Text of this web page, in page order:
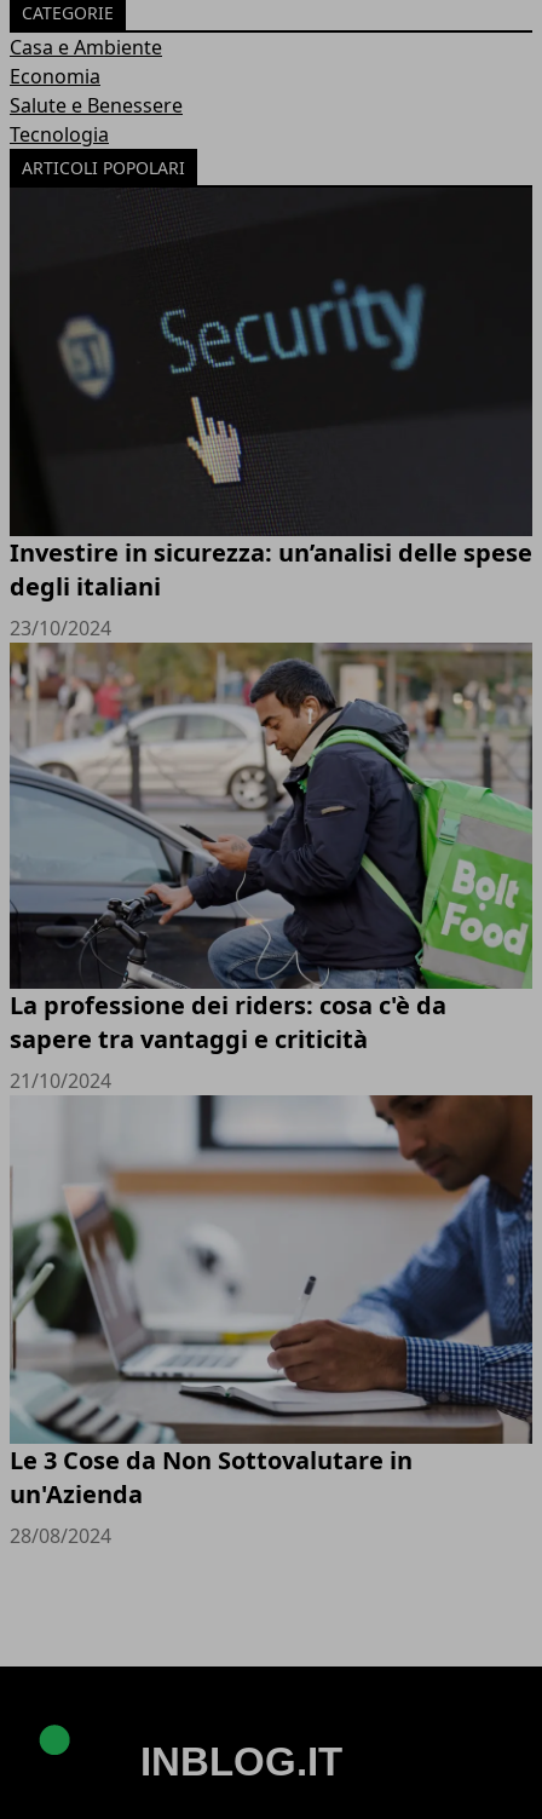
CATEGORIE
Casa e Ambiente
Economia
Salute e Benessere
Tecnologia
ARTICOLI POPOLARI
Investire in sicurezza: un’analisi delle spese
degli italiani
23/10/2024
La professione dei riders: cosa c'è da
sapere tra vantaggi e criticità
21/10/2024
Le 3 Cose da Non Sottovalutare in
un'Azienda
28/08/2024